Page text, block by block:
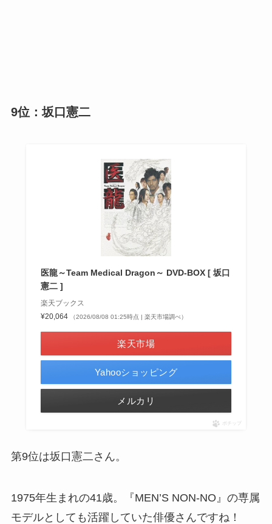
9位：坂口憲二
医龍～Team Medical Dragon～ DVD-BOX [ 坂口
憲二 ]
楽天ブックス
¥20,064
（2026/08/08 01:25時点 | 楽天市場調べ）
楽天市場
Yahooショッピング
メルカリ
ポチップ
第9位は坂口憲二さん。
1975年生まれの41歳。『MEN’S NON-NO』の専属
モデルとしても活躍していた俳優さんですね！